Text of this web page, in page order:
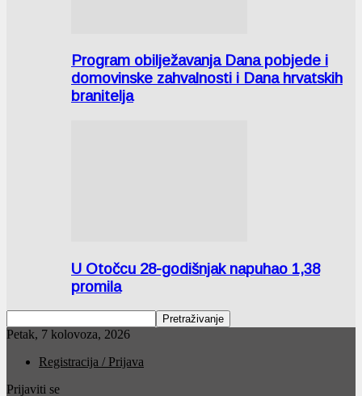
Program obilježavanja Dana pobjede i
domovinske zahvalnosti i Dana hrvatskih
branitelja
U Otočcu 28-godišnjak napuhao 1,38
promila
Petak, 7 kolovoza, 2026
Registracija / Prijava
Prijaviti se